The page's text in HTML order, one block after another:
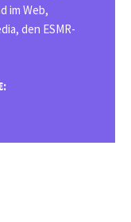
im Web,
den ESMR-